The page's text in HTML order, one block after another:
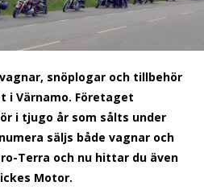
snöplogar och tillbehör
i Värnamo. Företaget
i tjugo år som sålts under
säljs både vagnar och
Terra och nu hittar du även
Motor.